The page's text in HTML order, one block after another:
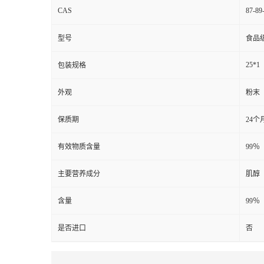
CAS 87-
型号 食品
包装规格 25*1
外观 粉末
保质期 24个
有效物质含量 99％
主要营养成分 肌醇
含量 99％
是否进口 否